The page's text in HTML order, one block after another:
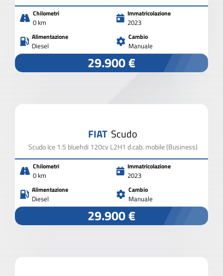
Chilometri
0 km
Immatricolazione
2023
Alimentazione
Diesel
Cambio
Manuale
29.900 €
FIAT Scudo
Scudo Ice 1.5 bluehdi 120cv L2H1 d.cab. mobile (Business)
Chilometri
0 km
Immatricolazione
2023
Alimentazione
Diesel
Cambio
Manuale
29.900 €